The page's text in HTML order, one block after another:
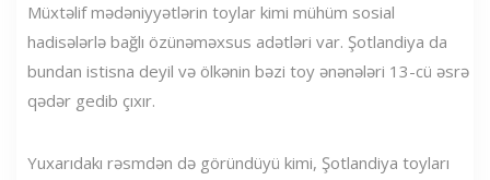
Müxtəlif mədəniyyətlərin toylar kimi mühüm sosial
hadisələrlə bağlı özünəməxsus adətləri var. Şotlandiya da
bundan istisna deyil və ölkənin bəzi toy ənənələri 13-cü əsrə
qədər gedib çıxır.
Yuxarıdakı rəsmdən də göründüyü kimi, Şotlandiya toyları